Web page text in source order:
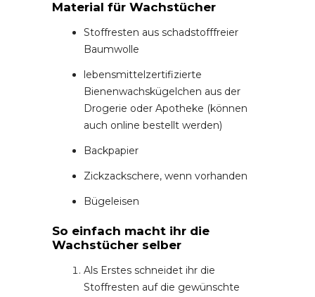
Material für Wachstücher
Stoffresten aus schadstofffreier
Baumwolle
lebensmittelzertifizierte
Bienenwachskügelchen aus der
Drogerie oder Apotheke (können
auch online bestellt werden)
Backpapier
Zickzackschere, wenn vorhanden
Bügeleisen
So einfach macht ihr die
Wachstücher selber
Als Erstes schneidet ihr die
Stoffresten auf die gewünschte